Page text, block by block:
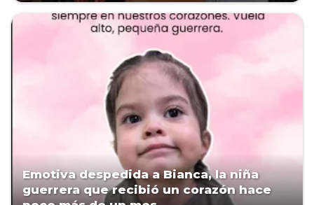
Emotiva despedida a Bianca, la niña
guerrera que recibió un corazón hace